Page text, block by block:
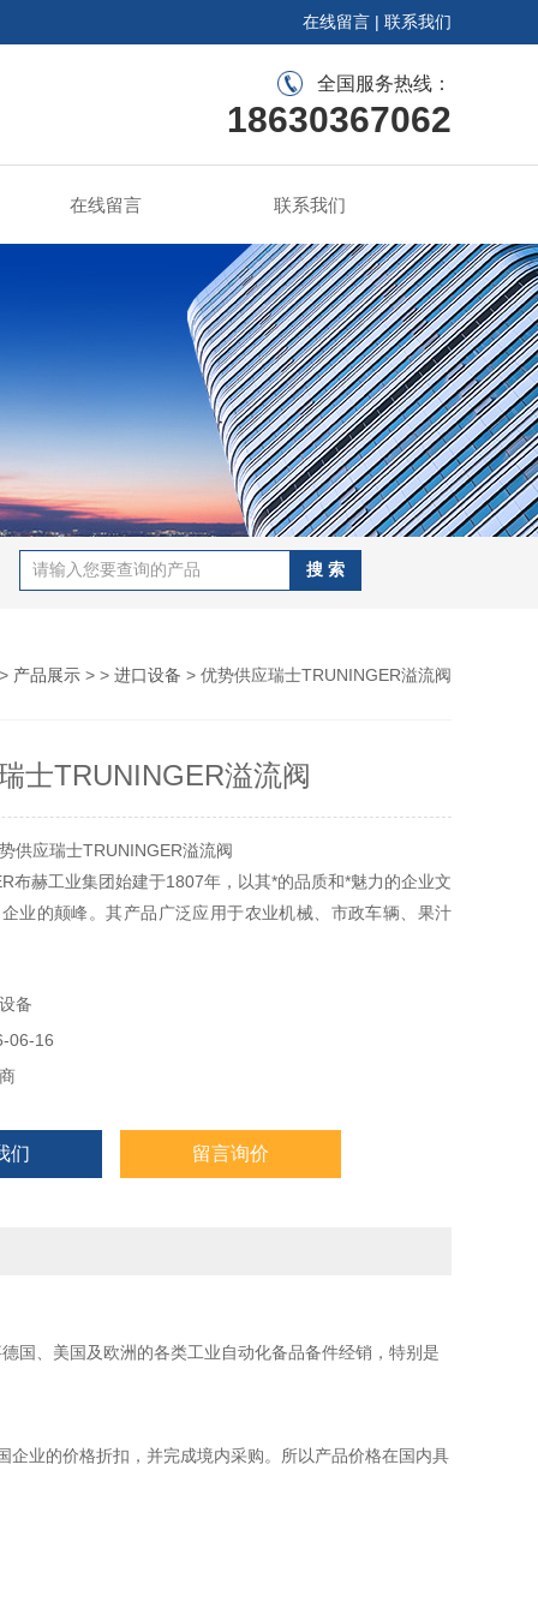
在线留言 | 联系我们
全国服务热线：
18630367062
在线留言 联系我们
产品展示 > > 进口设备 > 优势供应瑞士TRUNINGER溢流阀
士TRUNINGER溢流阀
供应瑞士TRUNINGER溢流阀
布赫工业集团始建于1807年，以其*的品质和*魅力的企业文
业的颠峰。其产品广泛应用于农业机械、市政车辆、果汁
备
06-16
们 留言询价
国、美国及欧洲的各类工业自动化备品备件经销，特别是
的价格折扣，并完成境内采购。所以产品价格在国内具